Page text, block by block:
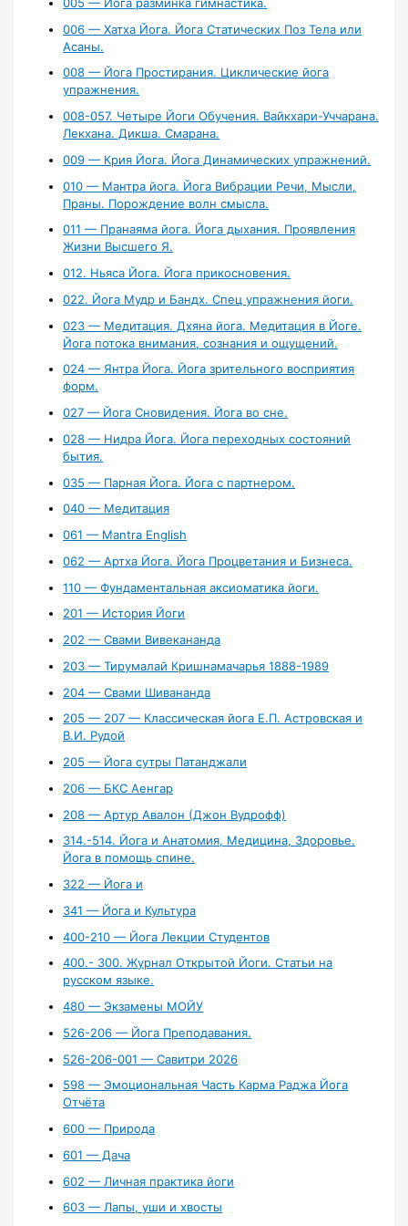
006 — Хатха Йога. Йога Статических Поз Тела или
Асаны.
008 — Йога Простирания. Циклические йога
упражнения.
008-057. Четыре Йоги Обучения. Вайкхари-Уччарана.
Лекхана. Дикша. Смарана.
009 — Крия Йога. Йога Динамических упражнений.
010 — Мантра йога. Йога Вибрации Речи, Мысли,
Праны. Порождение волн смысла.
011 — Пранаяма йога. Йога дыхания. Проявления
Жизни Высшего Я.
012. Ньяса Йога. Йога прикосновения.
022. Йога Мудр и Бандх. Спец упражнения йоги.
023 — Медитация. Дхяна йога. Медитация в Йоге.
Йога потока внимания, сознания и ощущений.
024 — Янтра Йога. Йога зрительного восприятия
форм.
027 — Йога Сновидения. Йога во сне.
028 — Нидра Йога. Йога переходных состояний
бытия.
035 — Парная Йога. Йога с партнером.
040 — Медитация
061 — Mantra English
062 — Артха Йога. Йога Процветания и Бизнеса.
110 — Фундаментальная аксиоматика йоги.
201 — История Йоги
202 — Свами Вивекананда
203 — Тирумалай Кришнамачарья 1888-1989
204 — Свами Шивананда
205 — 207 — Классическая йога Е.П. Астровская и
В.И. Рудой
205 — Йога сутры Патанджали
206 — БКС Аенгар
208 — Артур Авалон (Джон Вудрофф)
314.-514. Йога и Анатомия, Медицина, Здоровье.
Йога в помощь спине.
322 — Йога и
341 — Йога и Культура
400-210 — Йога Лекции Студентов
400.- 300. Журнал Открытой Йоги. Статьи на
русском языке.
480 — Экзамены МОЙУ
526-206 — Йога Преподавания.
526-206-001 — Савитри 2026
598 — Эмоциональная Часть Карма Раджа Йога
Отчёта
600 — Природа
601 — Дача
602 — Личная практика йоги
603 — Лапы, уши и хвосты